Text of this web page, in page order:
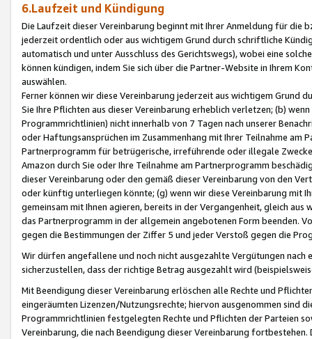
6.Laufzeit und Kündigung
Die Laufzeit dieser Vereinbarung beginnt mit Ihrer Anmeldung für die
jederzeit ordentlich oder aus wichtigem Grund durch schriftliche
automatisch und unter Ausschluss des Gerichtswegs), wobei eine
können kündigen, indem Sie sich über die Partner-Website in Ihrem
auswählen.
Ferner können wir diese Vereinbarung jederzeit aus wichtigem Grund
Sie Ihre Pflichten aus dieser Vereinbarung erheblich verletzen; (b)
Programmrichtlinien) nicht innerhalb von 7 Tagen nach unserer
oder Haftungsansprüchen im Zusammenhang mit Ihrer Teilnahme am
Partnerprogramm für betrügerische, irreführende oder illegale
Amazon durch Sie oder Ihre Teilnahme am Partnerprogramm
dieser Vereinbarung oder den gemäß dieser Vereinbarung von den
oder künftig unterliegen könnte; (g) wenn wir diese Vereinbarung mit
gemeinsam mit Ihnen agieren, bereits in der Vergangenheit, gleich
das Partnerprogramm in der allgemein angebotenen Form beenden.
gegen die Bestimmungen der Ziffer 5 und jeder Verstoß gegen die
Wir dürfen angefallene und noch nicht ausgezahlte Vergütungen
sicherzustellen, dass der richtige Betrag ausgezahlt wird
Mit Beendigung dieser Vereinbarung erlöschen alle Rechte und
eingeräumten Lizenzen/Nutzungsrechte; hiervon ausgenommen sind
Programmrichtlinien festgelegten Rechte und Pflichten der Parteien
Vereinbarung, die nach Beendigung dieser Vereinbarung